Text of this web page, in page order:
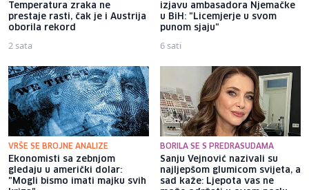
Temperatura zraka ne
prestaje rasti, čak je i Austrija
oborila rekord
2 sata
izjavu ambasadora Njemačke
u BiH: "Licemjerje u svom
punom sjaju"
6 sati
VRŠE SE BROJNE ANALIZE
Ekonomisti sa zebnjom
gledaju u američki dolar:
"Mogli bismo imati majku svih
BORILA SE S PREDRASUDAMA
Sanju Vejnović nazivali su
najljepšom glumicom svijeta, a
sad kaže: Ljepota vas ne